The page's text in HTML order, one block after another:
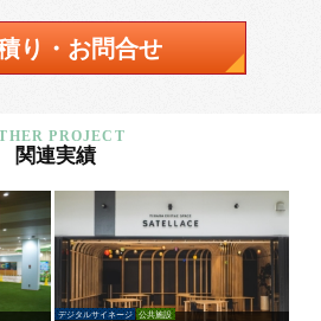
り・お問合せ
関連実績
デジタルサイネージ 公共施設